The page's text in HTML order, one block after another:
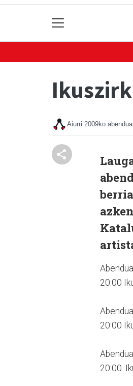
Aiurri 2009ko
20:00
20:00
20:00.